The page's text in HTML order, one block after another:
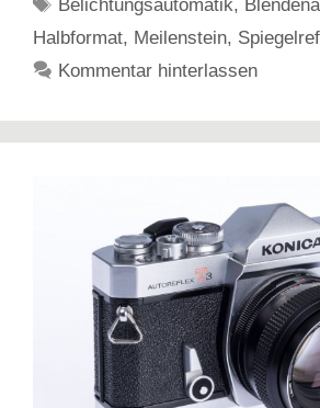
Belichtungsautomatik,
Halbformat, Meilenstein,
Kommentar hinterlassen